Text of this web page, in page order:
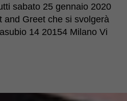
sabato 25 gennaio 2020
and Greet che si svolgerà
14 20154 Milano Vi